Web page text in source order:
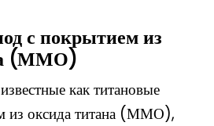
с покрытием из
(ММО)
как титановые
из оксида титана (ММО),